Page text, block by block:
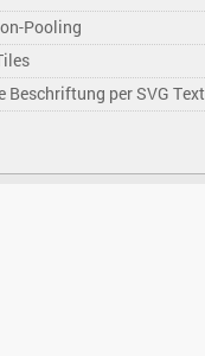
Pooling
Beschriftung per SVG Text